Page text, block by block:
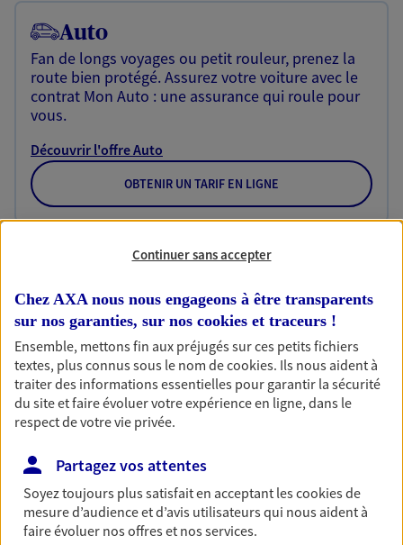
Auto
Fan de longs voyages ou petit rouleur, prenez la
route bien protégé. Assurez votre voiture avec le
contrat Mon Auto : une assurance qui roule pour
vous.
Découvrir l'offre Auto
OBTENIR UN TARIF EN LIGNE
Habitation
contrat Ma Maison assure votre sérénité en
protégeant ce qui vous tient à coeur.
Découvrir l'offre Habitation
OBTENIR UN TARIF EN LIGNE
Santé
Couvrez vos dépenses de santé ainsi que celles de
votre famille avec la complémentaire santé qui
vous ressemble.
Continuer sans accepter
Chez AXA nous nous engageons à être transparents
sur nos garanties, sur nos cookies et traceurs !
Ensemble, mettons fin aux préjugés sur ces petits fichiers
textes, plus connus sous le nom decookies. Ils nous aident à
traiter des informations essentielles pour garantir la sécurité
du site et faire évoluer votre expérience en ligne, dans le
respect de votre vie privée.
Partagez vos attentes
Soyez toujours plus satisfait en acceptant lescookiesde
mesure d’audience et d’avis utilisateurs qui nous aident à
faire évoluer nos offres et nos services.